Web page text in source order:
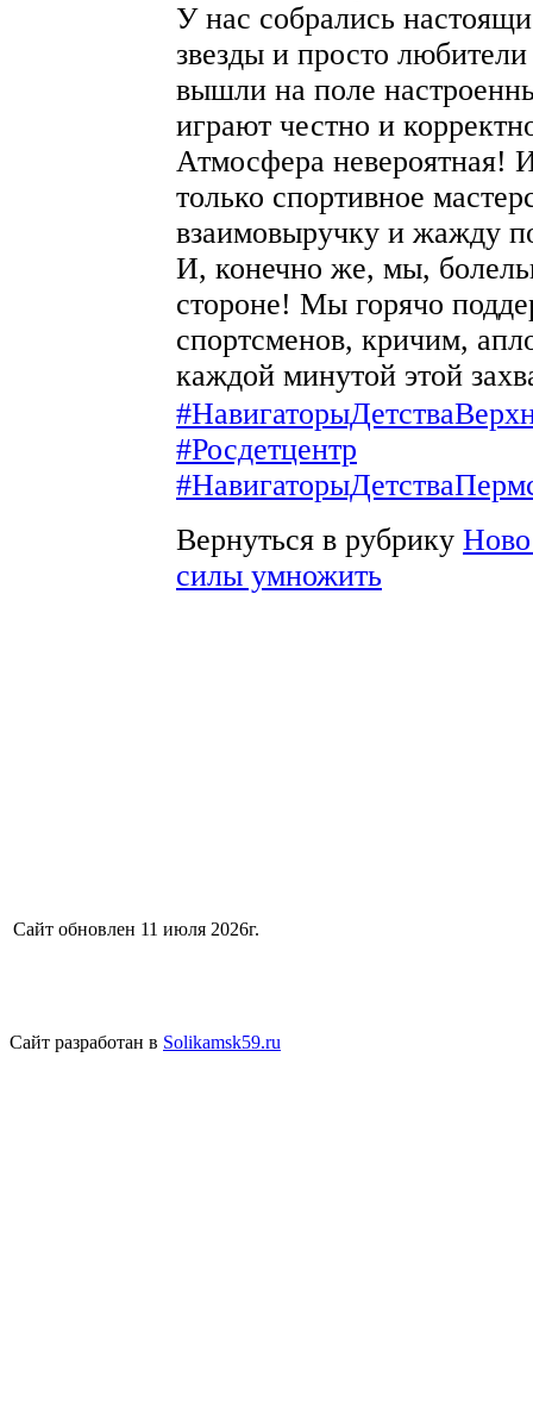
У нас собрались
звезды и просто
вышли на поле
играют честно и
Атмосфера невероятная!
только спортивное
взаимовыручку и жажду
И, конечно же, мы,
стороне! Мы горячо
спортсменов, кричим,
каждой минутой этой
#Росдетцентр
Вернуться в рубрику
силы умножить
Сайт обновлен 11 июля 2026г.
Сайт разработан в Solikamsk59.ru